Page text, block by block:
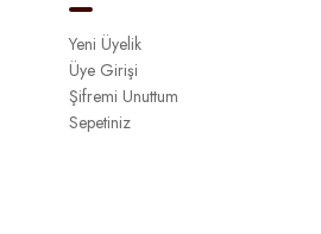
Yeni Üyelik
Üye Girişi
Şifremi Unuttum
Sepetiniz